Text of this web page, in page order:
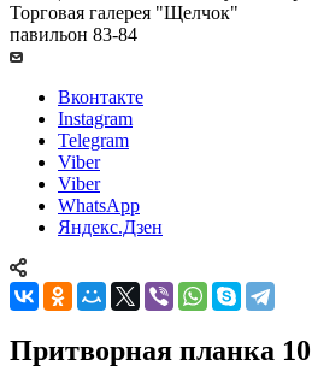
Торговая галерея "Щелчок"
павильон 83-84
Вконтакте
Instagram
Telegram
Viber
Viber
WhatsApp
Яндекс.Дзен
Притворная планка